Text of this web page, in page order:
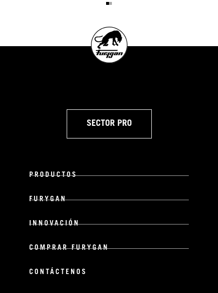
SECTOR PRO
PRODUCTOS
FURYGAN
INNOVACIÓN
COMPRAR FURYGAN
CONTÁCTENOS